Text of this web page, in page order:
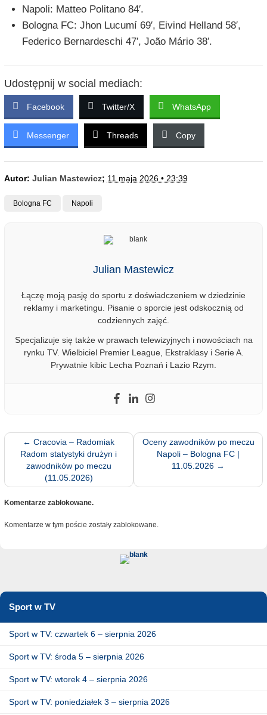
Napoli: Matteo Politano 84′.
Bologna FC: Jhon Lucumí 69′, Eivind Helland 58′,
Federico Bernardeschi 47′, João Mário 38′.
Udostępnij w social mediach:
Facebook Twitter/X WhatsApp
Messenger Threads Copy
Autor: Julian Mastewicz; 11 maja 2026 • 23:39
Bologna FC Napoli
Julian Mastewicz
Łączę moją pasję do sportu z doświadczeniem w dziedzinie
reklamy i marketingu. Pisanie o sporcie jest odskocznią od
codziennych zajęć.
Specjalizuje się także w prawach telewizyjnych i nowościach na
rynku TV. Wielbiciel Premier League, Ekstraklasy i Serie A.
Prywatnie kibic Lecha Poznań i Lazio Rzym.
← Cracovia – Radomiak
Radom statystyki drużyn i
zawodników po meczu
(11.05.2026)
Oceny zawodników po meczu
Napoli – Bologna FC |
11.05.2026 →
Komentarze zablokowane.
Komentarze w tym poście zostały zablokowane.
Sport w TV
Sport w TV: czwartek 6 – sierpnia 2026
Sport w TV: środa 5 – sierpnia 2026
Sport w TV: wtorek 4 – sierpnia 2026
Sport w TV: poniedziałek 3 – sierpnia 2026